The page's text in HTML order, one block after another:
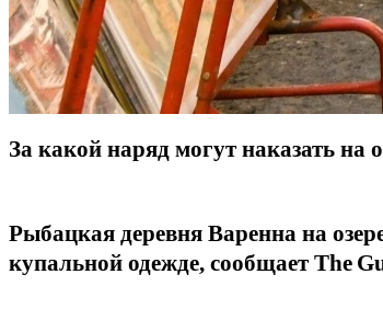
За какой наряд могут наказать на
Рыбацкая деревня Варенна на
купальной одежде, сообщает The